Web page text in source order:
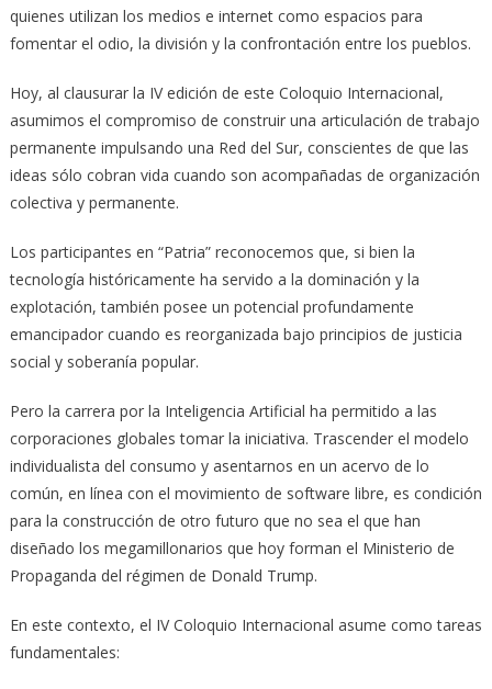
quienes utilizan los medios e internet como espacios para
fomentar el odio, la división y la confrontación entre los pueblos.
Hoy, al clausurar la IV edición de este Coloquio Internacional,
asumimos el compromiso de construir una articulación de trabajo
permanente impulsando una Red del Sur, conscientes de que las
ideas sólo cobran vida cuando son acompañadas de organización
colectiva y permanente.
Los participantes en “Patria” reconocemos que, si bien la
tecnología históricamente ha servido a la dominación y la
explotación, también posee un potencial profundamente
emancipador cuando es reorganizada bajo principios de justicia
social y soberanía popular.
Pero la carrera por la Inteligencia Artificial ha permitido a las
corporaciones globales tomar la iniciativa. Trascender el modelo
individualista del consumo y asentarnos en un acervo de lo
común, en línea con el movimiento de software libre, es condición
para la construcción de otro futuro que no sea el que han
diseñado los megamillonarios que hoy forman el Ministerio de
Propaganda del régimen de Donald Trump.
En este contexto, el IV Coloquio Internacional asume como tareas
fundamentales: